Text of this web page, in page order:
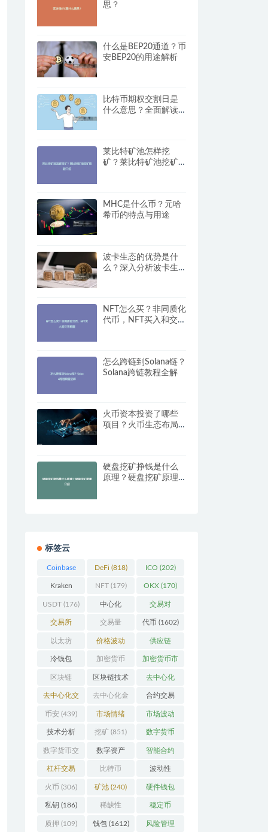
思？
什么是BEP20通道？币
安BEP20的用途解析
比特币期权交割日是
什么意思？全面解读
莱比特矿池怎样挖
矿？莱比特矿池挖矿
MHC是什么币？元哈
希币的特点与用途
波卡生态的优势是什
么？深入分析波卡生
NFT怎么买？非同质化
代币，NFT买入和交易
怎么跨链到Solana链？
Solana跨链教程全解
火币资本投资了哪些
项目？火币生态布局
硬盘挖矿挣钱是什么
原理？硬盘挖矿原理
标签云
Coinbase
(206)
DeFi (818) ICO (202)
Kraken
(104)
NFT(179) OKX (170)
USDT (176) 中心化
(3923)
交易对
(359)
交易所
(2164)
交易量
(246)
代币 (1602)
以太坊
(742)
价格波动
(630)
供应链
(118)
冷钱包
(175)
加密货币
(5442)
加密货币市
场(701)
区块链
(4599)
区块链技术
(528)
去中心化
(4087)
去中心化交
易所 (196)
去中心化金
融(111)
合约交易
(182)
币安 (439) 市场情绪
(337)
市场波动
(279)
技术分析
(148)
挖矿 (851) 数字货币
(8679)
数字货币交
易(150)
数字资产
(286)
智能合约
(532)
杠杆交易
(231)
比特币
(2378)
波动性
(352)
火币 (306) 矿池 (240) 硬件钱包
(170)
私钥 (186) 稀缺性
(193)
稳定币
(113)
质押 (109) 钱包(1612) 风险管理